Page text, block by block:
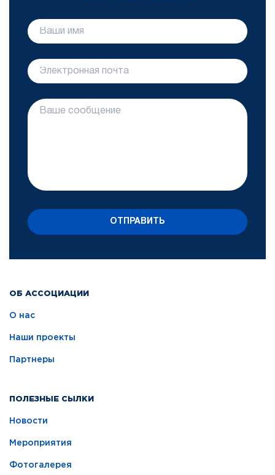
ОБ АССОЦИАЦИИ
О нас
Наши проекты
Партнеры
ПОЛЕЗНЫЕ СЫЛКИ
Новости
Мероприятия
Фотогалерея
ОТПРАВИТЬ